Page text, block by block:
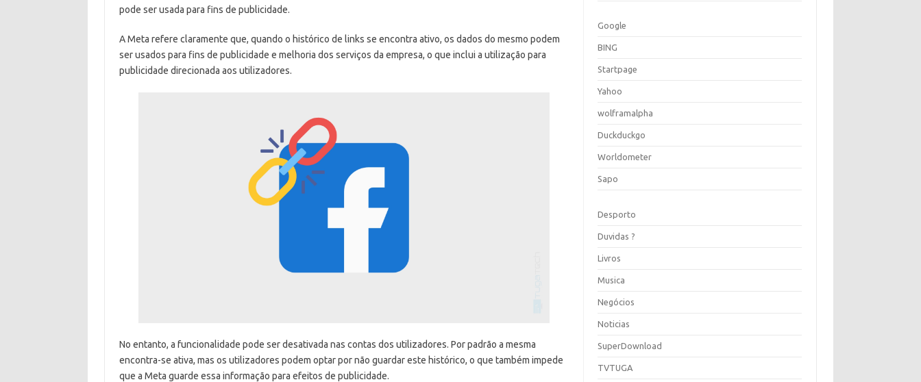
pode ser usada para fins de publicidade.
A Meta refere claramente que, quando o histórico de links se encontra ativo, os dados do mesmo podem
ser usados para fins de publicidade e melhoria dos serviços da empresa, o que inclui a utilização para
publicidade direcionada aos utilizadores.
No entanto, a funcionalidade pode ser desativada nas contas dos utilizadores. Por padrão a mesma
encontra-se ativa, mas os utilizadores podem optar por não guardar este histórico, o que também impede
que a Meta guarde essa informação para efeitos de publicidade.
Google
BING
Startpage
Yahoo
wolframalpha
Duckduckgo
Worldometer
Sapo
Desporto
Duvidas ?
Livros
Musica
Negócios
Noticias
SuperDownload
TVTUGA